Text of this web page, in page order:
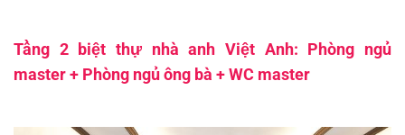
Tầng 2 biệt thự nhà anh Việt Anh: Phòng ngủ
master + Phòng ngủ ông bà + WC master